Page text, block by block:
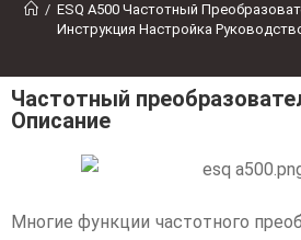
/ ESQ A500 Частотный
Инструкция Настройка
Частотный
Описание
Многие функции частотного